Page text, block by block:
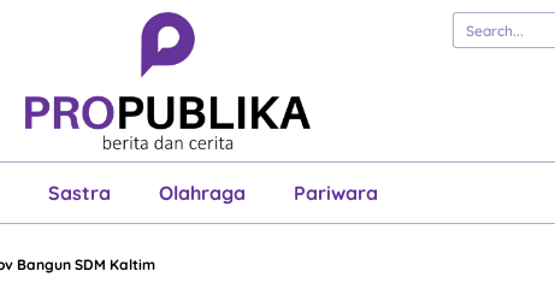
Sastra Olahraga Pariwara
Cerita Esai Justisia
Pariwara
Bangun SDM Kaltim